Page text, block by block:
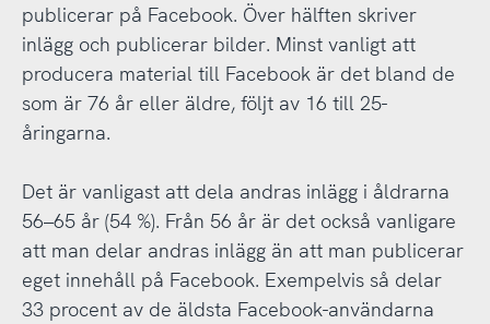
publicerar på Facebook. Över hälften skriver
inlägg och publicerar bilder. Minst vanligt att
producera material till Facebook är det bland de
som är 76 år eller äldre, följt av 16 till 25-
åringarna.
Det är vanligast att dela andras inlägg i åldrarna
56–65 år (54 %). Från 56 år är det också vanligare
att man delar andras inlägg än att man publicerar
eget innehåll på Facebook. Exempelvis så delar
33 procent av de äldsta Facebook-användarna